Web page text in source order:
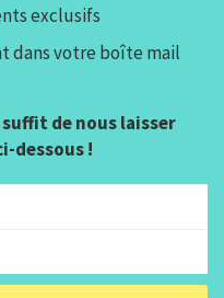
exclusifs
dans votre boîte mail
de nous laisser
dessous !